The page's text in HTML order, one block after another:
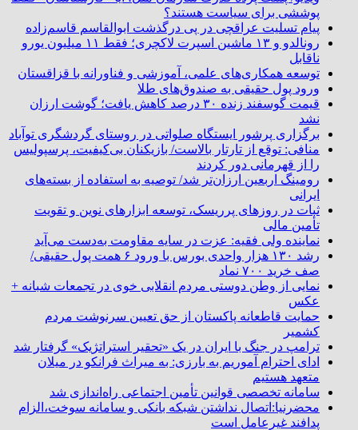
پوششی برای سیاست هستند؟
پیام تسلیت عراقچی در پی درگذشت ابوالقاسم قاسم‌زاده
رونالدو و ۱۳ ماشین اسپرت لاکچری؛ فقط ۱۱ میلیون یورو
ناقابل
توسعه همکاری‌های علمی، آموزشی و فناورانه با قزاقستان
ورود پول حقیقی به صندوق‌های طلا
قیمت گوسفند زنده ۳۰ درصد کاهش یافت؛ گوشت ارزان
نشد
برگزاری پرشور ایستگاه صلواتی در روستای گردشگری توآباد
منافی: توقع از تارتار بالاست/ بازیکنان بی‌کیفیت، پرسپولیس
را از قهرمانی دور کردند
رومینگ اربعین ارزان‌تر شد/ توصیه به استفاده از بسته‌های
ایرانی
ثبات در روزهای پرریسک، توسعه ابزارهای نوین و تقویت
تأمین مالی
نماینده ولی فقیه: عزت در سایه مقاومت به‌دست می‌آید
رشد ۱۳۰ هزار واحدی بورس با ورود ۶ همت پول حقیقی/
صف خرید ۷۰۰ نماد
نمایی از وطن دوستی مردم انقلابی خوی در تجمعات شبانه +
عکس
حمایت قاطعانه پاکستان از حق تعیین سرنوشت مردم
کشمیر
ترامپ در جنگ با ایران در یک «تحقیر استراتژیک» گرفتار شد
ادای احترام آموریم به بارزی: به میراث فرانکو در میلان
متعهد هستیم
سامانه تخصصی قوانین تأمین اجتماعی راه‌اندازی شد
محضرنیا:اتصال نداشتن شبکه بانکی و سامانه سوخت،الزام
پدافند غیرعامل است